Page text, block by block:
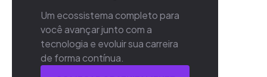
Um ecossistema completo para
você avançar junto com a
tecnologia e evoluir sua carreira
de forma contínua.